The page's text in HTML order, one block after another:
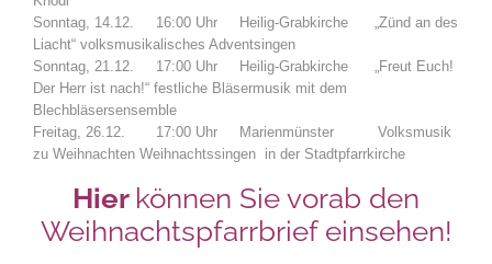
Sonntag, 14.12. 16:00 Uhr Heilig-Grabkirche „Zünd an des
Liacht“ volksmusikalisches Adventsingen
Sonntag, 21.12. 17:00 Uhr Heilig-Grabkirche „Freut Euch!
Der Herr ist nach!“ festliche Bläsermusik mit dem
Blechbläsersensemble
Freitag, 26.12. 17:00 Uhr Marienmünster Volksmusik
zu Weihnachten Weihnachtssingen in der Stadtpfarrkirche
Hier können Sie vorab den
Weihnachtspfarrbrief einsehen!